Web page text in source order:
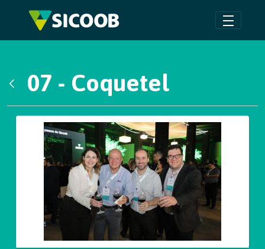
Pular para o Conteúdo principal
07 - Coquetel
Galeria de Mídias